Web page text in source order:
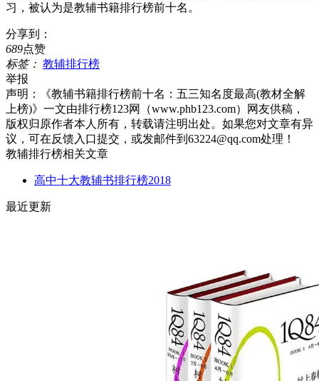
习，被认为是教辅书籍排行榜前十名。
分享到：
689点赞
标签： 教辅排行榜
举报
声明：
《教辅书籍排行榜前十名：五三知名度最高(教材全解
上榜)》一文由排行榜123网（www.phb123.com）网友供稿，
版权归原作者本人所有，转载请注明出处。如果您对文章有异
议，可在反馈入口提交，或发邮件到63224@qq.com处理！
教辅排行榜相关文章
高中十大教辅书排行榜2018
最近更新